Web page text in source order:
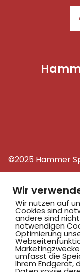
©2025 Hammer
Wir
Wir nutzen auf
Cookies sind
andere sind
notwendigen
Optimierung
umfasst die
Ihrem Endgerät,